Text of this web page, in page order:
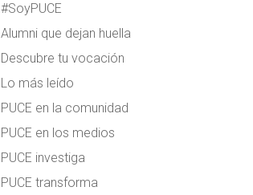
#SoyPUCE
Alumni que dejan huella
Descubre tu vocación
Lo más leído
PUCE en la comunidad
PUCE en los medios
PUCE investiga
PUCE transforma